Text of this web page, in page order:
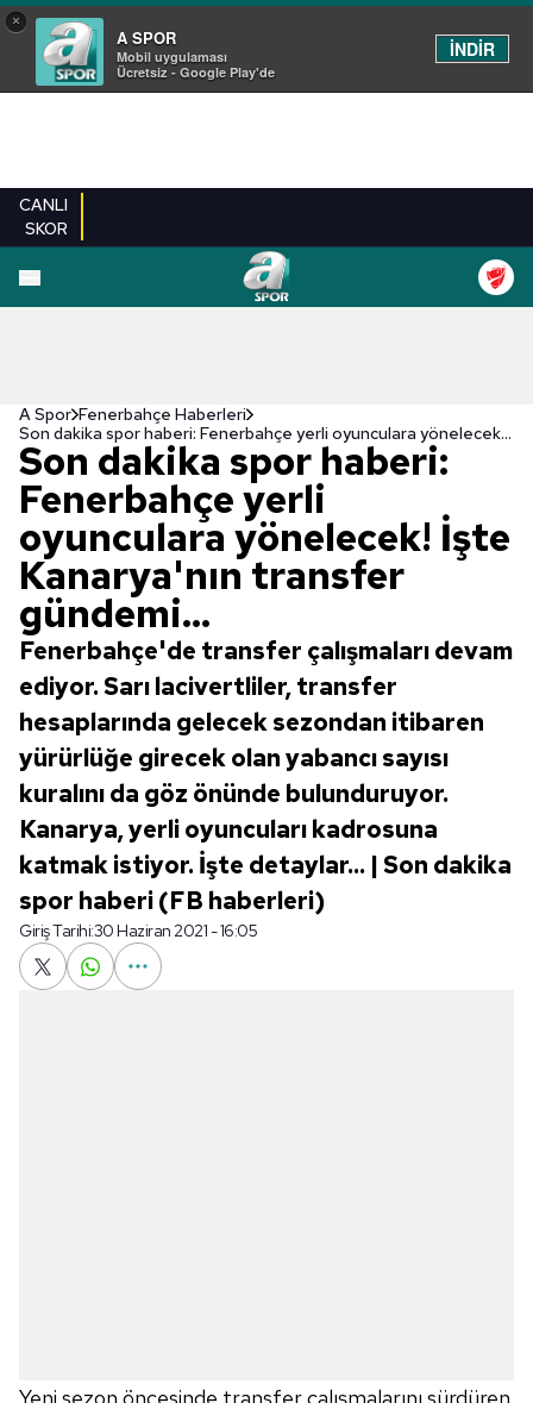
×
A SPOR
Mobil uygulaması
Ücretsiz - Google Play'de
İNDİR
CANLI
SKOR
A Spor Fenerbahçe Haberleri
Son dakika spor haberi: Fenerbahçe yerli oyunculara yönelecek! İşte Kanarya'nın transfer gündemi...
Son dakika spor haberi:
Fenerbahçe yerli
oyunculara yönelecek! İşte
Kanarya'nın transfer
gündemi...
Fenerbahçe'de transfer çalışmaları devam
ediyor. Sarı lacivertliler, transfer
hesaplarında gelecek sezondan itibaren
yürürlüğe girecek olan yabancı sayısı
kuralını da göz önünde bulunduruyor.
Kanarya, yerli oyuncuları kadrosuna
katmak istiyor. İşte detaylar... | Son dakika
spor haberi (FB haberleri)
Giriş Tarihi:30 Haziran 2021 - 16:05